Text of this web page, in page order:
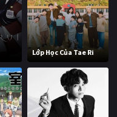
Lớp Học Của Tae Ri